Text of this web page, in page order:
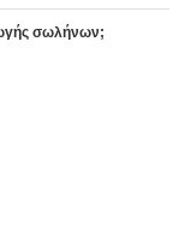
σωλήνων;